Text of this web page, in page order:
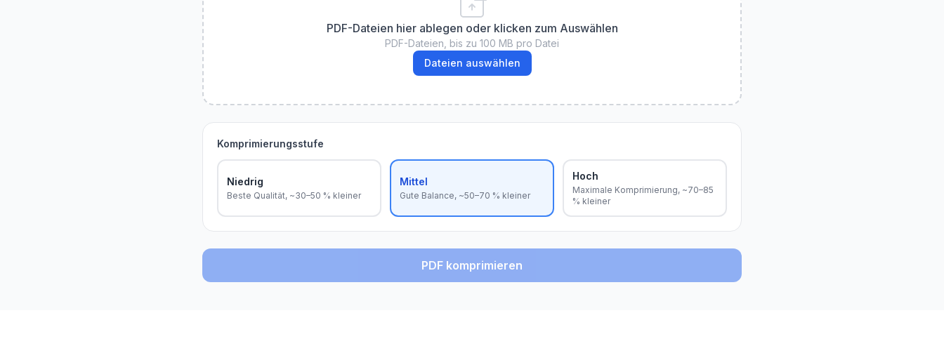
PDF-Dateien hier ablegen oder klicken zum Auswählen
PDF-Dateien, bis zu 100 MB pro Datei
Dateien auswählen
Komprimierungsstufe
Niedrig
Beste Qualität, ~30–50 % kleiner
Mittel
Gute Balance, ~50–70 % kleiner
Hoch
Maximale Komprimierung, ~70–85
% kleiner
PDF komprimieren